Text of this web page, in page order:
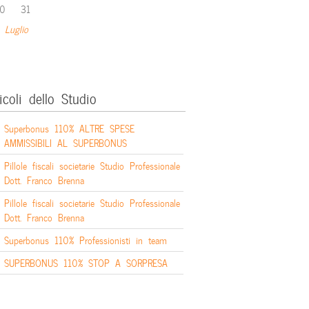
31
dello Studio
Superbonus 110% ALTRE SPESE
AMMISSIBILI AL SUPERBONUS
Pillole fiscali societarie Studio Professionale
Dott. Franco Brenna
Pillole fiscali societarie Studio Professionale
Dott. Franco Brenna
Superbonus 110% Professionisti in team
SUPERBONUS 110% STOP A SORPRESA